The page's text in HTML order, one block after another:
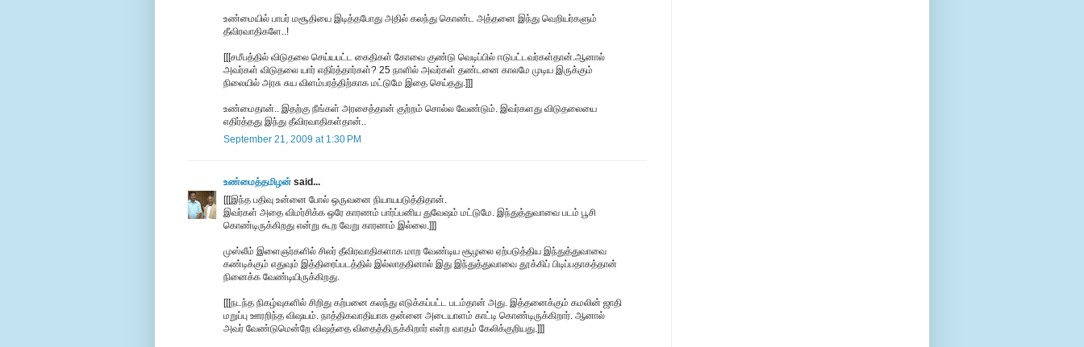
உண்மையில் பாபர் மசூதியை இடித்தபோது அதில் கலந்து கொண்ட அத்தனை இந்து வெறியர்களும்
தீவிரவாதிகளே..!
[[[சமீபத்தில் விடுதலை செய்யபட்ட கைதிகள் கோவை குண்டு வெடிப்பில் ஈடுபட்டவர்கள்தான்.ஆனால்
அவர்கள் விடுதலை யார் எதிர்த்தார்கள்? 25 நாளில் அவர்கள் தண்டனை காலமே முடிய இருக்கும்
நிலையில் அரசு சுய விளம்பரத்திற்காக மட்டுமே இதை செய்தது.]]]
உண்மைதான்.. இதற்கு நீங்கள் அரசைத்தான் குற்றம் சொல்ல வேண்டும். இவர்களது விடுதலையை
எதிர்த்தது இந்து தீவிரவாதிகள்தான்..
September 21, 2009 at 1:30 PM
உண்மைத்தமிழன் said...
[[[இந்த பதிவு உன்னை போல் ஒருவனை நியாயபடுத்திதான்.
இவர்கள் அதை விமர்சிக்க ஒரே காரணம் பார்ப்பனிய துவேஷம் மட்டுமே. இந்துத்துவாவை படம் பூசி
கொண்டிருக்கிறது என்று கூற வேறு காரணம் இல்லை.]]]
முஸ்லீம் இளைஞர்களில் சிலர் தீவிரவாதிகளாக மாற வேண்டிய சூழலை ஏற்படுத்திய இந்துத்துவாவை
கண்டிக்கும் எதுவும் இத்திரைப்படத்தில் இல்லாததினால் இது இந்துத்துவாவை தூக்கிப் பிடிப்பதாகத்தான்
நினைக்க வேண்டியிருக்கிறது.
[[[நடந்த நிகழ்வுகளில் சிறிது கற்பனை கலந்து எடுக்கப்பட்ட படம்தான் அது. இத்தனைக்கும் கமலின் ஜாதி
மறுப்பு ஊரறிந்த விஷயம். நாத்திகவாதியாக தன்னை அடையாளம் காட்டி கொண்டிருக்கிறார். ஆனால்
அவர் வேண்டுமென்றே விஷத்தை விதைத்திருக்கிறார் என்ற வாதம் கேலிக்குறியது.]]]